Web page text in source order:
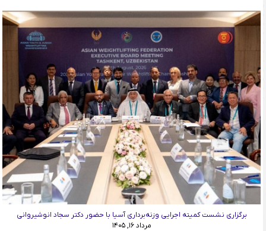
برگزاری نشست کمیته اجرایی وزنه‌برداری آسیا با حضور دکتر سجاد انوشیروانی
مرداد ۱۶, ۱۴۰۵